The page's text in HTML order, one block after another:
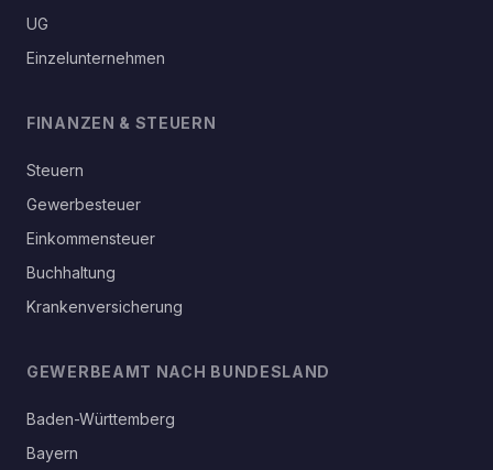
UG
Einzelunternehmen
FINANZEN & STEUERN
Steuern
Gewerbesteuer
Einkommensteuer
Buchhaltung
Krankenversicherung
GEWERBEAMT NACH BUNDESLAND
Baden-Württemberg
Bayern